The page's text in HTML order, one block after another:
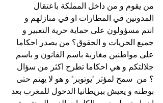
من يقوم و من داخل المملكة باعتقال
المدونين في المطارات او في منازلهم و
انتم مسؤولون على حماية حرية التعبير و
جميع الحريات و الحقوق؟ من يصدر احكاما
على مواطنين مغاربة باسم القانون و باسم
جلالتكم و هي احكاما تطرح اكثر من سؤال
؟ من  سمح لمؤثر "يوتوبر" و هو لا يهتم حتى
بوطنه و يعيش ببريطانيا الدخول للمغرب بعد